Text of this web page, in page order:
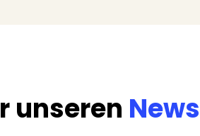
unseren